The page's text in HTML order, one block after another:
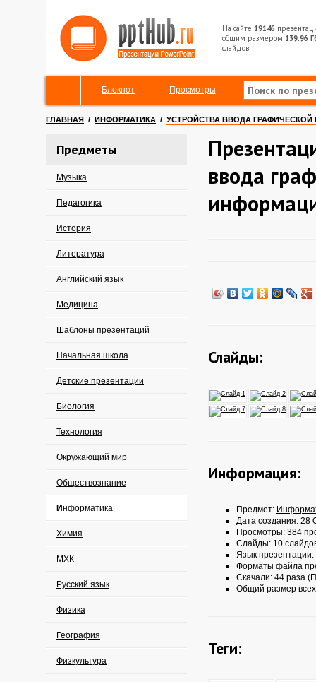
На сайте 19146
общим размером 139.96
слайдов
Блокнот Просмотры
ГЛАВНАЯ / ИНФОРМАТИКА / УСТРОЙСТВА ВВОДА
Предметы
Музыка
Педагогика
История
Литература
Английский язык
Медицина
Шаблоны презентаций
Начальная школа
Детские презентации
Биология
Технология
Окружающий мир
Обществознание
Информатика
Химия
МХК
Русский язык
Физика
География
Физкультура
ввода
Слайды:
Информация:
Предмет:
Дата создания: 28
Просмотры: 384
Слайды: 10
Язык презентации:
Форматы файла
Скачали: 44 раза
Общий размер
Теги: